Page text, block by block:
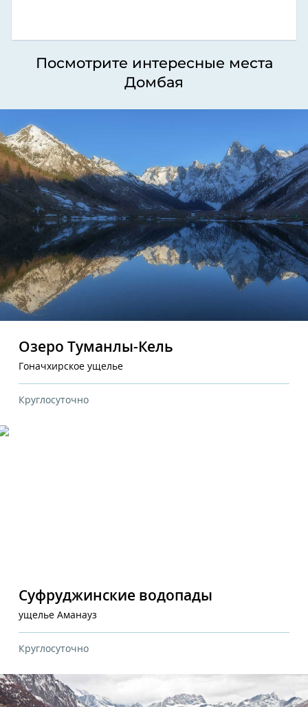
Посмотрите интересные места
Домбая
Озеро Туманлы-Кель
Гоначхирское ущелье
Круглосуточно
Суфруджинские водопады
ущелье Аманауз
Круглосуточно